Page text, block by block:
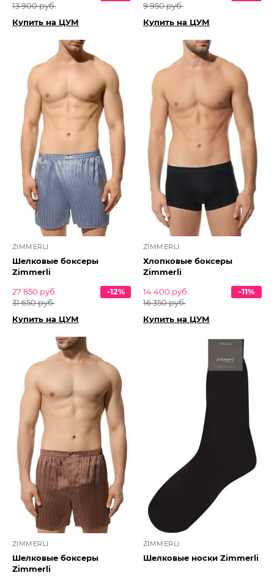
13 900 руб.
Купить на ЦУМ
9 950 руб.
Купить на ЦУМ
ZIMMERLI
Шелковые боксеры
Zimmerli
27 850 руб.
31 650 руб.
-12%
Купить на ЦУМ
ZIMMERLI
Хлопковые боксеры
Zimmerli
14 400 руб.
16 350 руб.
-11%
Купить на ЦУМ
ZIMMERLI
Шелковые боксеры
Zimmerli
ZIMMERLI
Шелковые носки Zimmerli